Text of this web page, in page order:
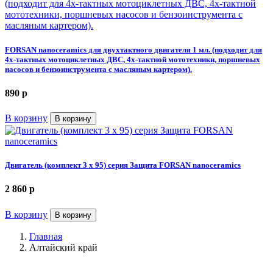
FORSAN nanoceramics для двухтактного двигателя 1 мл. (подходит для
4х-тактных мотоциклетных ДВС, 4х-тактной мототехники, поршневых
насосов и бензоинструмента с масляным картером).
890 p
В корзину В корзину
Двигатель (комплект 3 х 95) серия Защита FORSAN nanoceramics
2 860 p
В корзину В корзину
Главная
Алтайский край